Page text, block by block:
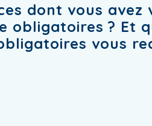
dont vous avez
obligatoires ? Et
vous